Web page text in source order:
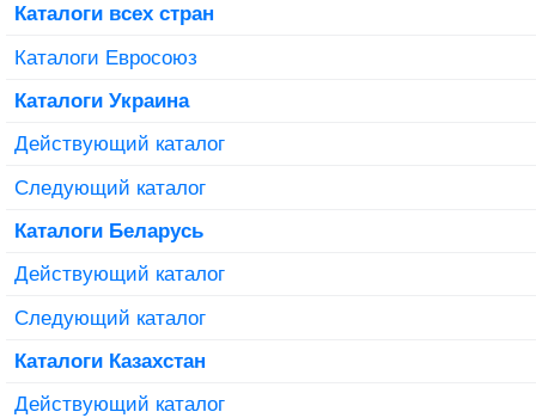
Каталоги всех стран
Каталоги Евросоюз
Каталоги Украина
Действующий каталог
Следующий каталог
Каталоги Беларусь
Действующий каталог
Следующий каталог
Каталоги Казахстан
Действующий каталог